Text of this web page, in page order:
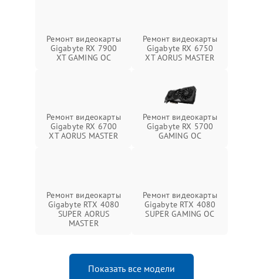
Ремонт видеокарты
Gigabyte RX 7900
XT GAMING OC
Ремонт видеокарты
Gigabyte RX 6750
XT AORUS MASTER
Ремонт видеокарты
Gigabyte RX 6700
XT AORUS MASTER
Ремонт видеокарты
Gigabyte RX 5700
GAMING OC
Ремонт видеокарты
Gigabyte RTX 4080
SUPER AORUS
MASTER
Ремонт видеокарты
Gigabyte RTX 4080
SUPER GAMING OC
Показать все модели